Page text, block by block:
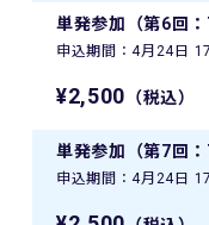
単発参加（第6回：
申込期間：4月24日
¥2,500 （税込）
単発参加（第7回：
申込期間：4月24日